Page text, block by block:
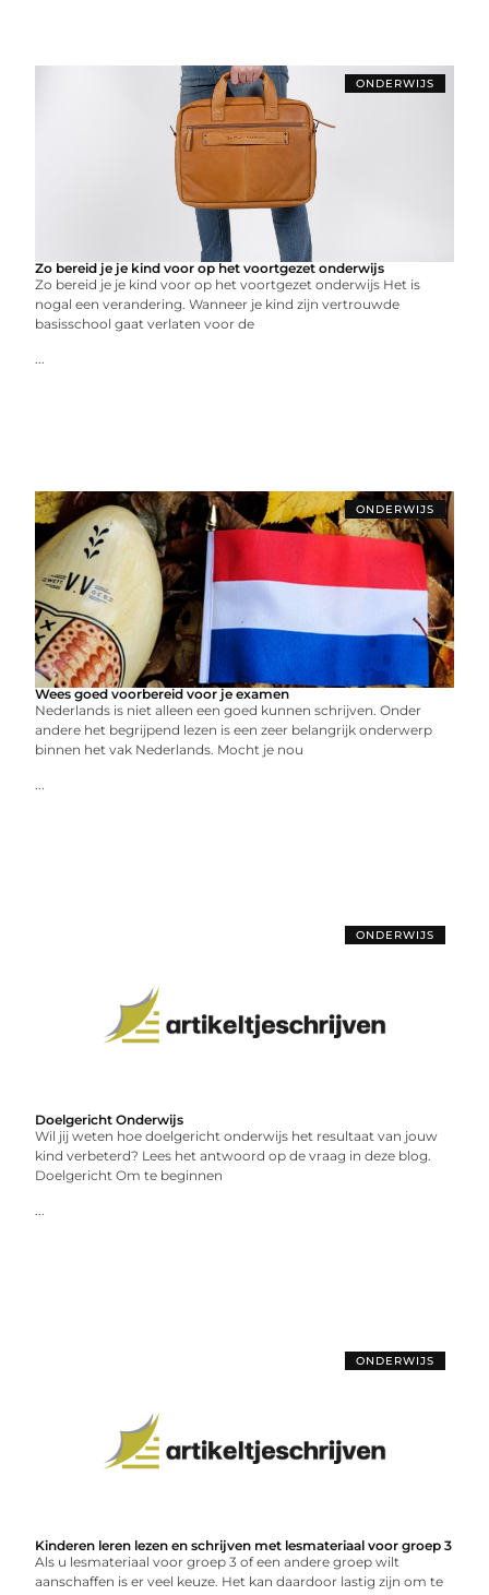
ONDERWIJS
Zo bereid je je kind voor op het voortgezet onderwijs
Zo bereid je je kind voor op het voortgezet onderwijs Het is
nogal een verandering. Wanneer je kind zijn vertrouwde
basisschool gaat verlaten voor de
...
ONDERWIJS
Wees goed voorbereid voor je examen
Nederlands is niet alleen een goed kunnen schrijven. Onder
andere het begrijpend lezen is een zeer belangrijk onderwerp
binnen het vak Nederlands. Mocht je nou
...
ONDERWIJS
Doelgericht Onderwijs
Wil jij weten hoe doelgericht onderwijs het resultaat van jouw
kind verbeterd? Lees het antwoord op de vraag in deze blog.
Doelgericht Om te beginnen
...
ONDERWIJS
Kinderen leren lezen en schrijven met lesmateriaal voor groep 3
Als u lesmateriaal voor groep 3 of een andere groep wilt
aanschaffen is er veel keuze. Het kan daardoor lastig zijn om te